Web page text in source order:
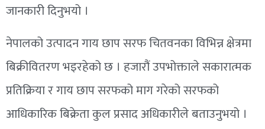
जानकारी दिनुभयो ।
नेपालको उत्पादन गाय छाप सरफ चितवनका विभिन्न क्षेत्रमा
बिक्रीवितरण भइरहेको छ । हजारौं उपभोक्ताले सकारात्मक
प्रतिक्रिया र गाय छाप सरफको माग गरेको सरफको
आधिकारिक बिक्रेता कुल प्रसाद अधिकारीले बताउनुभयो ।